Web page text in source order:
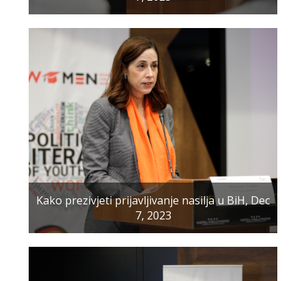
Kako prezivjeti prijavljivanje nasilja u BiH, Dec
7, 2023